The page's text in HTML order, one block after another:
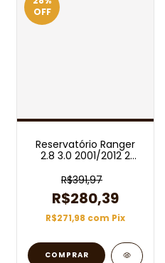
OFF
Reservatório Ranger
2.8 3.0 2001/2012 2
R$391,97
R$280,39
R$271,98 com Pix